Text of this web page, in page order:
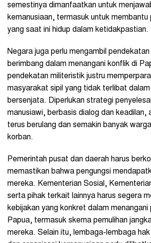
semestinya dimanfaatkan untuk
kemanusiaan, termasuk untuk membantu
yang saat ini hidup dalam ketidakpastian.
Negara juga perlu mengambil
berimbang dalam menangani konflik di
pendekatan militeristik justru
masyarakat sipil yang tidak terlibat
bersenjata. Diperlukan strategi
manusiawi, berbasis dialog dan keadilan,
terus berulang dan semakin banyak
korban.
Pemerintah pusat dan daerah harus
memastikan bahwa pengungsi
mereka. Kementerian Sosial,
serta pihak terkait lainnya harus segera
kebijakan yang konkret dalam menangani
Papua, termasuk skema pemulihan
mereka. Selain itu, lembaga-lembaga